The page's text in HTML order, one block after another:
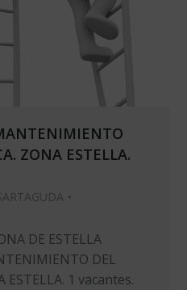
ZONA ESTELLA.
DE ESTELLA
DEL
ESTELLA. 1 vacantes.